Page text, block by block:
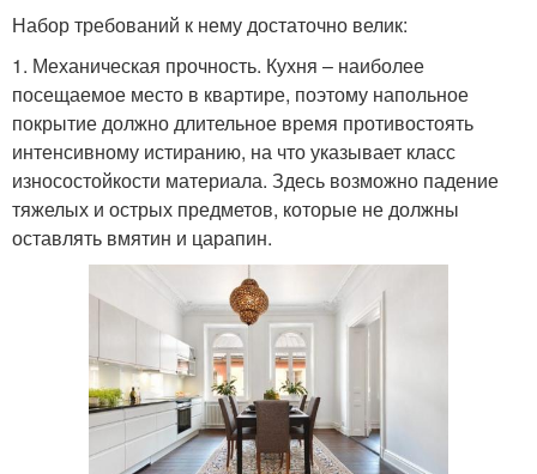
Набор требований к нему достаточно велик:
1. Механическая прочность. Кухня – наиболее
посещаемое место в квартире, поэтому напольное
покрытие должно длительное время противостоять
интенсивному истиранию, на что указывает класс
износостойкости материала. Здесь возможно падение
тяжелых и острых предметов, которые не должны
оставлять вмятин и царапин.